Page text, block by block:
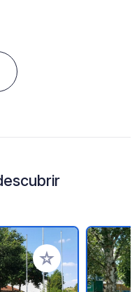
Añadir a tus